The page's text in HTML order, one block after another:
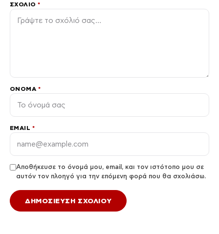
ΣΧΌΛΙΟ*
ΌΝΟΜΑ *
EMAIL *
Αποθήκευσε το όνομά μου, email, και τον ιστότοπο μου σε
αυτόν τον πλοηγό για την επόμενη φορά που θα σχολιάσω.